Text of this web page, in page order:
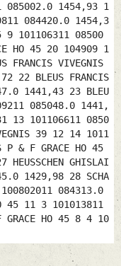
085002.0 1454,93 1
084420.0 1454,3
9 101106311 08500
HO 45 20 104909 1
FRANCIS VIVEGNIS
22 BLEUS FRANCIS
1441,43 23 BLEU
085048.0 1441,
13 101106611 0850
39 12 14 1011
& F GRACE HO 45
GHISLAI
1429,98 28 SCHA
100802011 084313.0
45 11 3 101013811
HO 45 8 4 10